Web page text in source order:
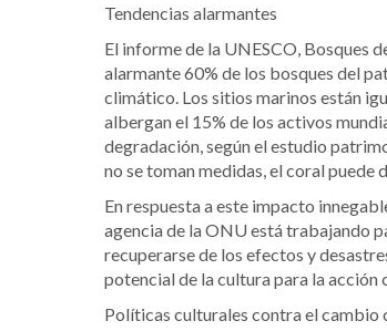
Tendencias alarmantes
El informe de la UNESCO, Bosques
alarmante 60% de los bosques del
climático. Los sitios marinos están
albergan el 15% de los activos
degradación, según el estudio
no se toman medidas, el coral
En respuesta a este impacto
agencia de la ONU está trabajando
recuperarse de los efectos y
potencial de la cultura para la acción
Políticas culturales contra el cambio